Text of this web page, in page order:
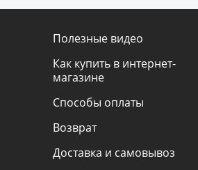
Полезные видео
Как купить в интернет-
магазине
Способы оплаты
Возврат
Доставка и самовывоз